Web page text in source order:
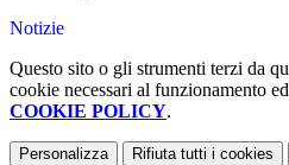
Notizie
Questo sito o gli strumenti terzi da
cookie necessari al funzionamento
COOKIE POLICY.
Personalizza Rifiuta tutti i cookies